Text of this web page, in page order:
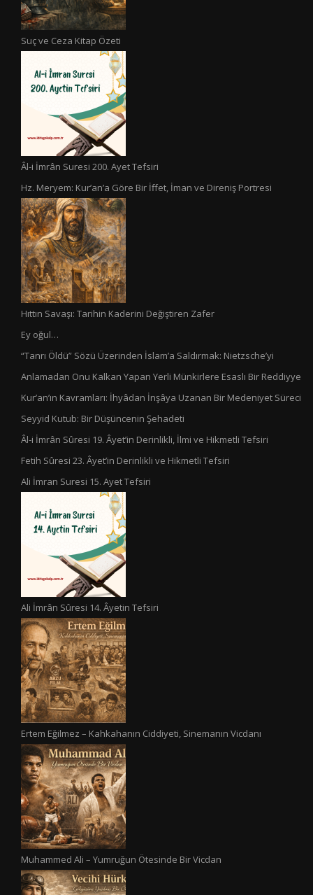
Suç ve Ceza Kitap Özeti
Âl-i İmrân Suresi 200. Ayet Tefsiri
Hz. Meryem: Kur’an’a Göre Bir İffet, İman ve Direniş Portresi
Hıttın Savaşı: Tarihin Kaderini Değiştiren Zafer
Ey oğul…
“Tanrı Öldü” Sözü Üzerinden İslam’a Saldırmak: Nietzsche’yi
Anlamadan Onu Kalkan Yapan Yerli Münkirlere Esaslı Bir Reddiyye
Kur’an’ın Kavramları: İhyâdan İnşâya Uzanan Bir Medeniyet Süreci
Seyyid Kutub: Bir Düşüncenin Şehadeti
Âl-i İmrân Sûresi 19. Âyet’in Derinlikli, İlmi ve Hikmetli Tefsiri
Fetih Sûresi 23. Âyet’in Derinlikli ve Hikmetli Tefsiri
Ali İmran Suresi 15. Ayet Tefsiri
Ali İmrân Sûresi 14. Âyetin Tefsiri
Ertem Eğilmez – Kahkahanın Ciddiyeti, Sinemanın Vicdanı
Muhammed Ali – Yumruğun Ötesinde Bir Vicdan